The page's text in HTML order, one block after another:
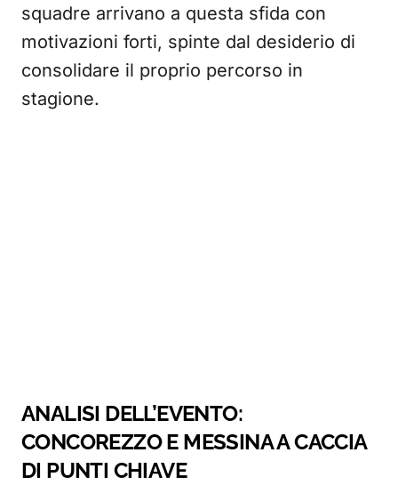
squadre arrivano a questa sfida con
motivazioni forti, spinte dal desiderio di
consolidare il proprio percorso in
stagione.
ANALISI DELL’EVENTO:
CONCOREZZO E MESSINA A CACCIA
DI PUNTI CHIAVE